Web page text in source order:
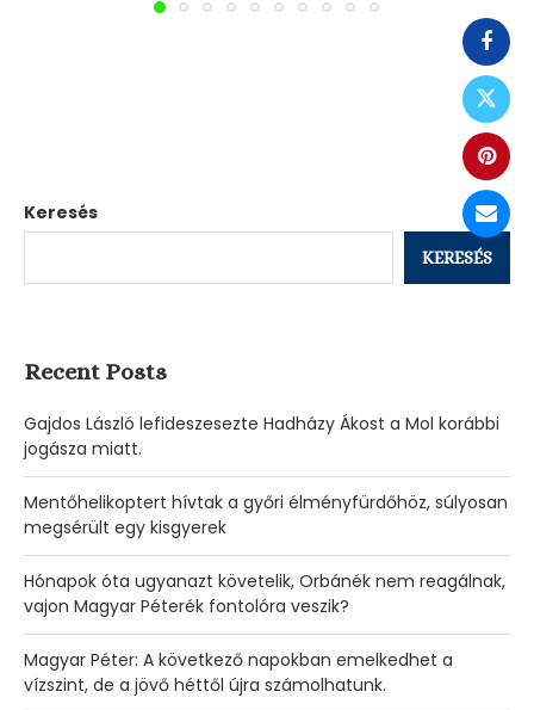
Keresés
KERESÉS
Recent Posts
Gajdos László lefideszesezte Hadházy Ákost a Mol korábbi
jogásza miatt.
Mentőhelikoptert hívtak a győri élményfürdőhöz, súlyosan
megsérült egy kisgyerek
Hónapok óta ugyanazt követelik, Orbánék nem reagálnak,
vajon Magyar Péterék fontolóra veszik?
Magyar Péter: A következő napokban emelkedhet a
vízszint, de a jövő héttől újra számolhatunk.